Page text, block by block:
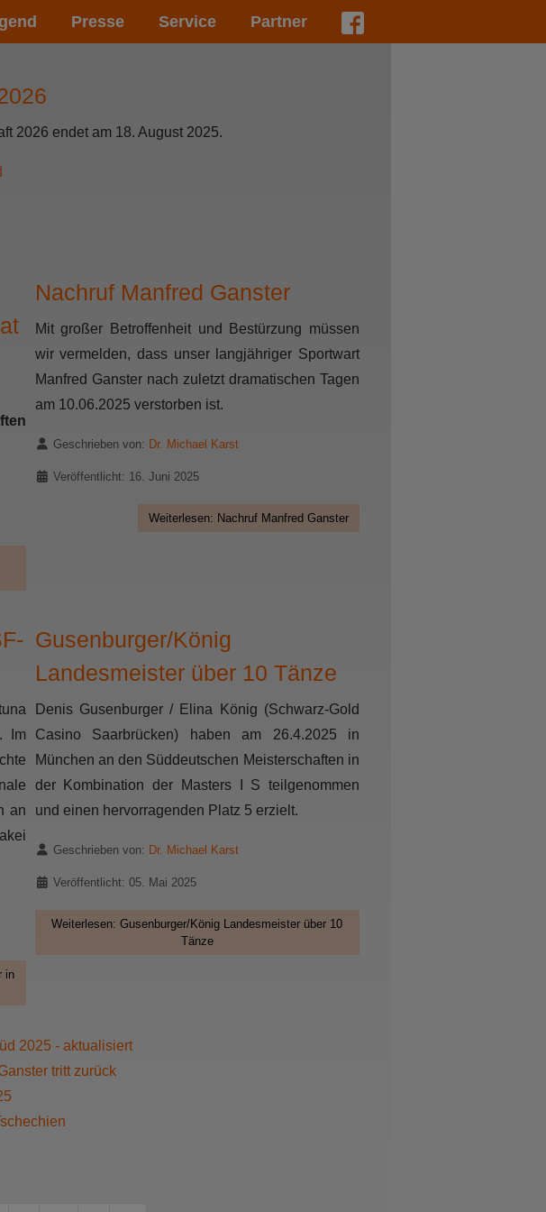
Presse Service Partner
2026 endet am 18. August 2025.
Nachruf Manfred Ganster
Mit großer Betroffenheit und Bestürzung müssen
wir vermelden, dass unser langjähriger Sportwart
Manfred Ganster nach zuletzt dramatischen Tagen
am 10.06.2025 verstorben ist.
DetailsGeschrieben von: Dr. Michael Karst
Veröffentlicht: 16. Juni 2025
Weiterlesen: Nachruf Manfred Ganster
Im
an
in
Gusenburger/König
Landesmeister über 10 Tänze
Denis Gusenburger / Elina König (Schwarz-Gold
Casino Saarbrücken) haben am 26.4.2025 in
München an den Süddeutschen Meisterschaften in
der Kombination der Masters I S teilgenommen
und einen hervorragenden Platz 5 erzielt.
DetailsGeschrieben von: Dr. Michael Karst
Veröffentlicht: 05. Mai 2025
Weiterlesen: Gusenburger/König Landesmeister über 10
Tänze
2025 - aktualisiert
tritt zurück